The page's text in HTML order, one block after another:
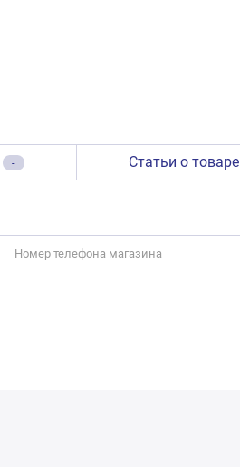
- Статьи о товаре
Номер телефона магазина